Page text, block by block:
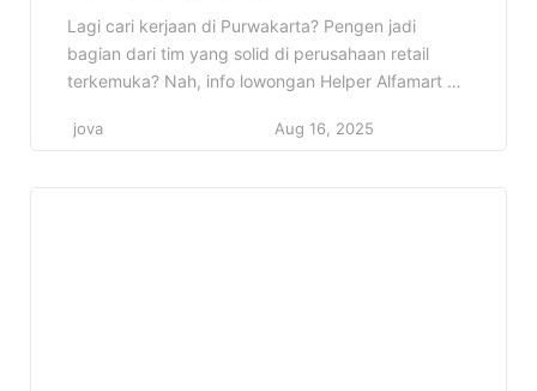
Lagi cari kerjaan di Purwakarta? Pengen jadi
bagian dari tim yang solid di perusahaan retail
terkemuka? Nah, info lowongan Helper Alfamart di
Cocok banget buat kamu yang fresh graduate
jova Aug 16, 2025